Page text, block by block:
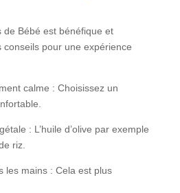
de Bébé est bénéfique et
conseils pour une expérience
calme : Choisissez un
: L’huile d’olive par exemple
riz.
les mains : Cela est plus